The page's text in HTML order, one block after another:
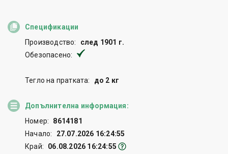
Спецификации
Производство:
след 1901 г.
Обезопасено:
Тегло на пратката: до 2 кг
Допълнителна информация:
Номер:
8614181
Начало:
27.07.2026 16:24:55
Край:
06.08.2026 16:24:55